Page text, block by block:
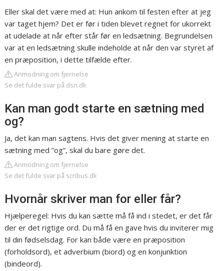
Eller skal det være med at: Hun ankom til festen efter at jeg
var taget hjem? Det er før i tiden blevet regnet for ukorrekt
at udelade at når efter står før en ledsætning. Begrundelsen
var at en ledsætning skulle indeholde at når den var styret af
en præposition, i dette tilfælde efter.
Anmodning om fjernelse
Se det fulde svar på dsn.dk
Kan man godt starte en sætning med
og?
Ja, det kan man sagtens. Hvis det giver mening at starte en
sætning med ”og”, skal du bare gøre det.
Anmodning om fjernelse
Se det fulde svar på scribus.dk
Hvornår skriver man for eller får?
Hjælperegel: Hvis du kan sætte må få ind i stedet, er det får
der er det rigtige ord. Du må få en gave hvis du inviterer mig
til din fødselsdag. For kan både være en præposition
(forholdsord), et adverbium (biord) og en konjunktion
(bindeord).